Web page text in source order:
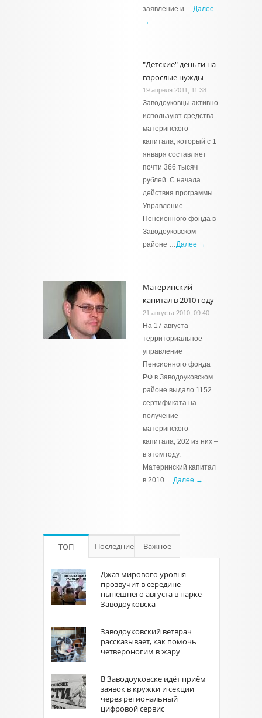
заявление и …Далее
→
"Детские" деньги на
взрослые нужды
19 апреля 2011, 11:38
Заводоуковцы активно
используют средства
материнского
капитала, который с 1
января составляет
почти 366 тысяч
рублей. С начала
действия программы
Управление
Пенсионного фонда в
Заводоуковском
районе …Далее →
Материнский
капитал в 2010 году
21 августа 2010, 09:40
На 17 августа
территориальное
управление
Пенсионного фонда
РФ в Заводоуковском
районе выдало 1152
сертификата на
получение
материнского
капитала, 202 из них –
в этом году.
Материнский капитал
в 2010 …Далее →
ТОП Последние Важное
Джаз мирового уровня
прозвучит в середине
нынешнего августа в парке
Заводоуковска
Заводоуковский ветврач
рассказывает, как помочь
четвероногим в жару
В Заводоуковске идёт приём
заявок в кружки и секции
через региональный
цифровой сервис